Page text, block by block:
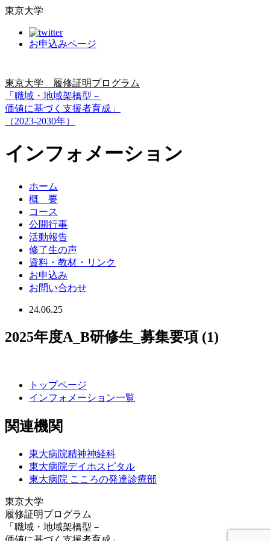
東京大学
お申込みページ
東京大学 履修証明プログラム
「職域・地域架橋型－
価値に基づく支援者育成」
（2023-2030年）
インフォメーション
ホーム
概 要
コース
公開行事
活動報告
修了生の声
資料・教材・リンク
お申込み
お問い合わせ
24.06.25
2025年度A_B研修生_募集要項 (1)
トップページ
インフォメーション一覧
関連機関
東大病院精神神経科
東大病院デイホスピタル
東大病院 こころの発達診療部
東京大学
履修証明プログラム
「職域・地域架橋型－